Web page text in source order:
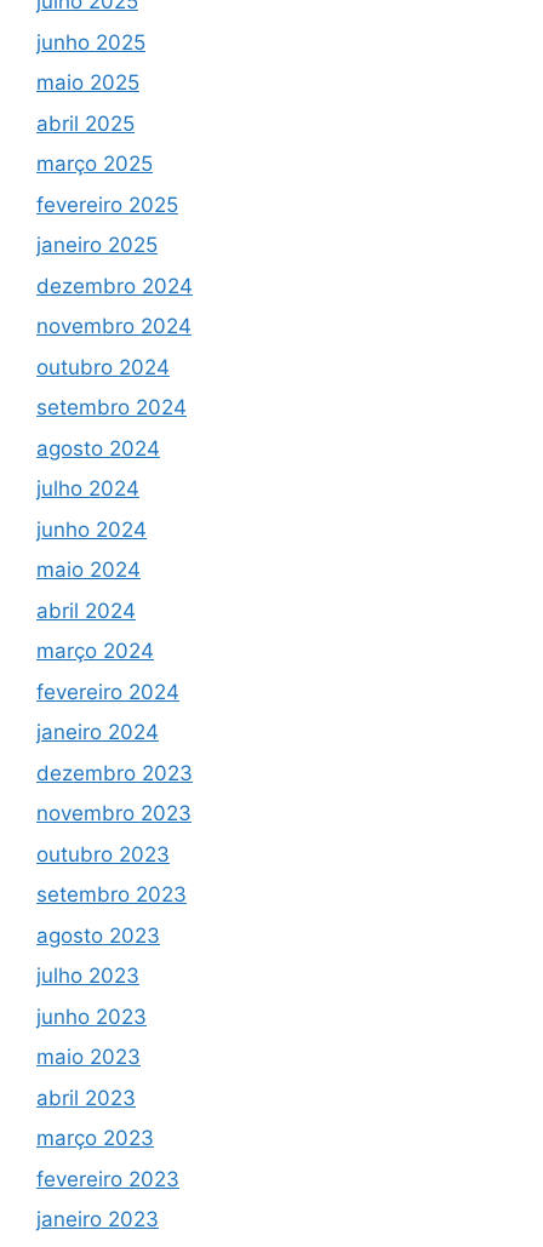
junho 2025
maio 2025
abril 2025
março 2025
fevereiro 2025
janeiro 2025
dezembro 2024
novembro 2024
outubro 2024
setembro 2024
agosto 2024
julho 2024
junho 2024
maio 2024
abril 2024
março 2024
fevereiro 2024
janeiro 2024
dezembro 2023
novembro 2023
outubro 2023
setembro 2023
agosto 2023
julho 2023
junho 2023
maio 2023
abril 2023
março 2023
fevereiro 2023
janeiro 2023